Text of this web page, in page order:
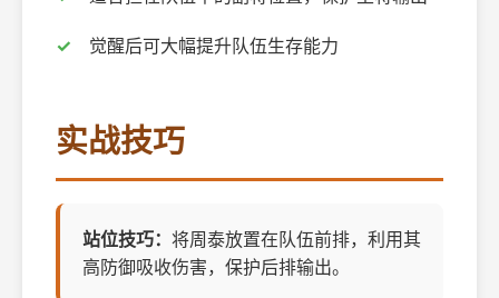
觉醒后可大幅提升队伍生存能力
实战技巧
站位技巧： 将周泰放置在队伍前排，利用其
高防御吸收伤害，保护后排输出。